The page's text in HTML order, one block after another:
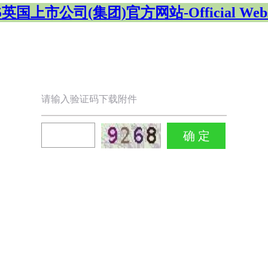
英国上市公司(集团)官方网站-Official
请输入验证码下载附件